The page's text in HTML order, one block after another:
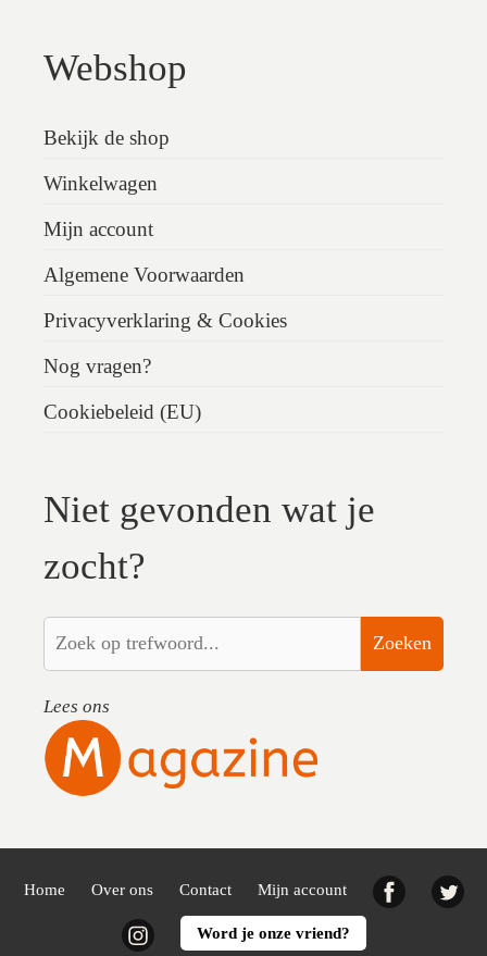
Webshop
Bekijk de shop
Winkelwagen
Mijn account
Algemene Voorwaarden
Privacyverklaring & Cookies
Nog vragen?
Cookiebeleid (EU)
Niet gevonden wat je
zocht?
Zoeken
Lees ons
Home Over ons Contact Mijn account Facebook
InstagramWord je onze vriend?